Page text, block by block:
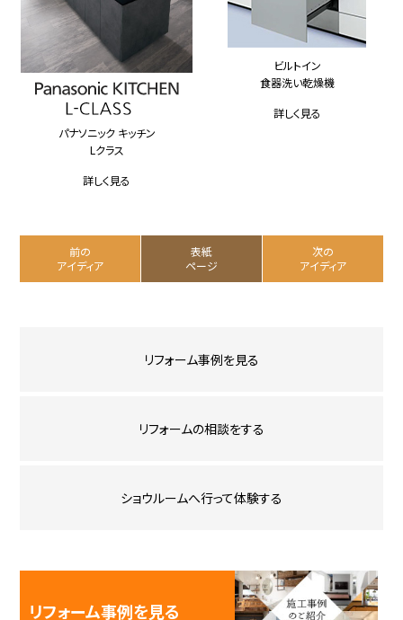
パナソニック キッチン
Lクラス
詳しく見る
ビルトイン
食器洗い乾燥機
詳しく見る
前の
アイディア
表紙
ページ
次の
アイディア
リフォーム事例を見る
リフォームの相談をする
ショウルームへ行って体験する
リフォーム事例を見る